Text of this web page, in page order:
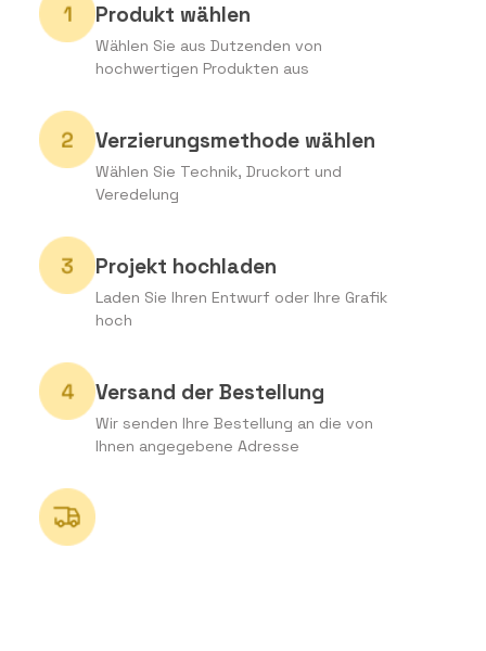
Produkt wählen
Wählen Sie aus Dutzenden von
hochwertigen Produkten aus
Verzierungsmethode wählen
Wählen Sie Technik, Druckort und
Veredelung
Projekt hochladen
Laden Sie Ihren Entwurf oder Ihre Grafik
hoch
Versand der Bestellung
Wir senden Ihre Bestellung an die von
Ihnen angegebene Adresse